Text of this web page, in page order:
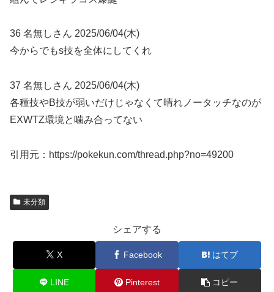
36 名無しさん 2025/06/04(木)
今からでもs技を全体にしてくれ
37 名無しさん 2025/06/04(木)
各種技やB技が弱いだけじゃなくて晴れノータッチなのが
EXWTZ環境と噛み合ってない
引用元：https://pokekun.com/thread.php?no=49200
未分類
シェアする
X Facebook はてブ
LINE Pinterest コピー